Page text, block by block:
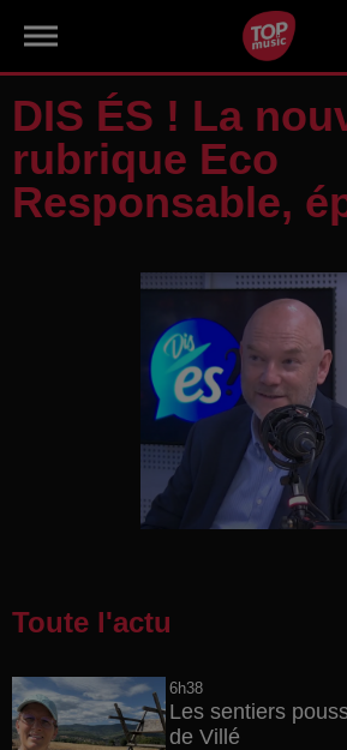
DIS ÉS ! La
rubrique Eco
Responsable,
Toute l'actu
6h38
Les sentiers
de Villé